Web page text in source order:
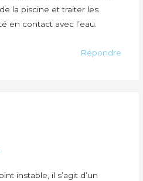
la piscine et traiter les
en contact avec l’eau.
Répondre
instable, il s’agit d’un